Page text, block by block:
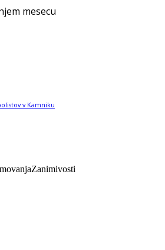
mesecu
v Kamniku
Zanimivosti